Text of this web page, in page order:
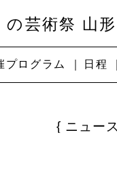
の芸術祭 山
プログラム 日程
ニュース